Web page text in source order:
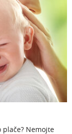
plače? Nemojte